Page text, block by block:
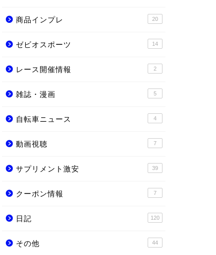
商品インプレ 20
ゼビオスポーツ 14
レース開催情報 2
雑誌・漫画 5
自転車ニュース 4
動画視聴 7
サプリメント激安 39
クーポン情報 7
日記 120
その他 44